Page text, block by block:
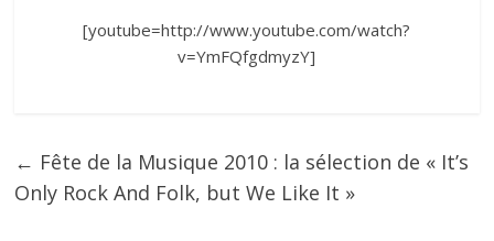
[youtube=http://www.youtube.com/watch?
v=YmFQfgdmyzY]
← Fête de la Musique 2010 : la sélection de « It’s
Only Rock And Folk, but We Like It »